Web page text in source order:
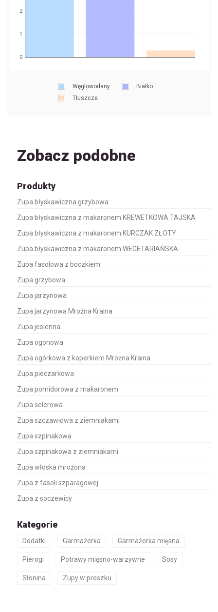
0
1
2
Węglowodany
Białko
Tłuszcze
Zobacz podobne
Produkty
Zupa błyskawiczna grzybowa
Zupa błyskawiczna z makaronem KREWETKOWA TAJSKA
Zupa błyskawiczna z makaronem KURCZAK ZŁOTY
Zupa błyskawiczna z makaronem WEGETARIAŃSKA
Zupa fasolowa z boczkiem
Zupa grzybowa
Zupa jarzynowa
Zupa jarzynowa Mroźna Kraina
Zupa jesienna
Zupa ogonowa
Zupa ogórkowa z koperkiem Mrożna Kraina
Zupa pieczarkowa
Zupa pomidorowa z makaronem
Zupa selerowa
Zupa szczawiowa z ziemniakami
Zupa szpinakowa
Zupa szpinakowa z ziemniakami
Zupa włoska mrożona
Zupa z fasoli szparagowej
Zupa z soczewicy
Kategorie
Dodatki Garmażerka Garmażerka mięsna
Pierogi Potrawy mięsno-warzywne Sosy
Słonina Zupy w proszku